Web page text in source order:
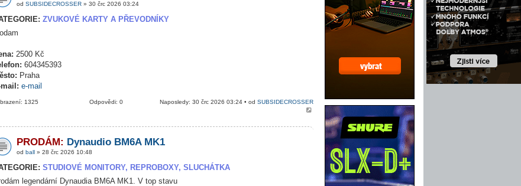
od SUBSIDECROSSER » 30 črc 2026 03:24
ZVUKOVÉ KARTY A PŘEVODNÍKY
2500 Kč
604345393
Praha
mail: e-mail
Naposledy: 30 črc 2026 03:24 • od SUBSIDECROSSER
Odpovědi: 0
1325
PRODÁM: Dynaudio BM6A MK1
od ball » 28 črc 2026 10:48
STUDIOVÉ MONITORY, REPROBOXY, SLUCHÁTKA
legendární Dynaudia BM6A MK1. V top stavu